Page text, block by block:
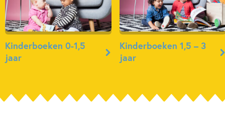
Kinderboeken 0-1,5
jaar
Kinderboeken 1,5 – 3
jaar